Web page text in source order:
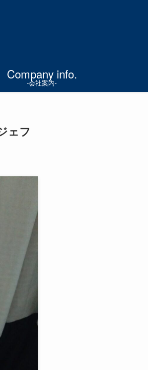
Company info.
-会社案内-
ェフ